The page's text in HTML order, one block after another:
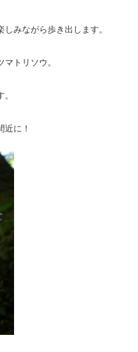
みながら歩き出します。
トリソウ。
に！